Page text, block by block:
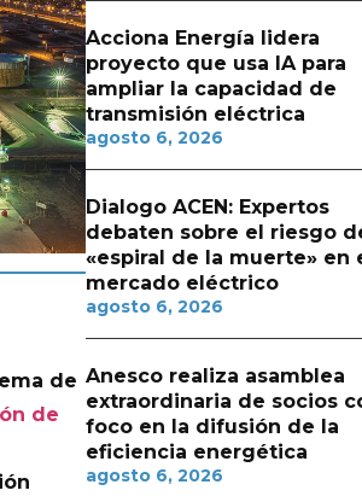
de
de
Acciona Energía lidera
proyecto que usa IA para
ampliar la capacidad de
transmisión eléctrica
agosto 6, 2026
Dialogo ACEN: Expertos
debaten sobre el riesgo
«espiral de la muerte» en
mercado eléctrico
agosto 6, 2026
Anesco realiza asamblea
extraordinaria de socios
foco en la difusión de la
eficiencia energética
agosto 6, 2026